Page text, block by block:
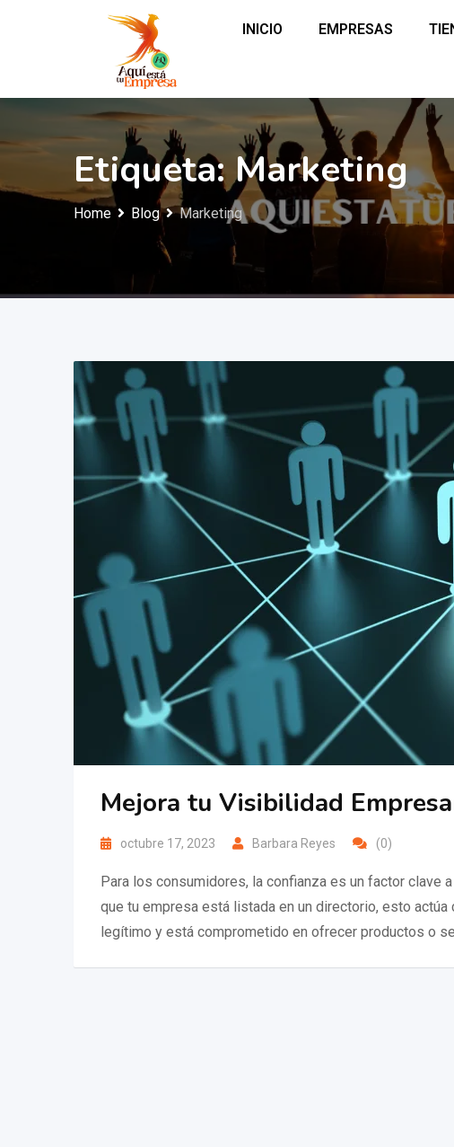
INICIO EMPRESAS
Etiqueta:Marketing
Home Blog Marketing
Mejora tu Visibilidad
octubre 17, 2023 Barbara Reyes (0)
Para los consumidores, la confianza es un factor clave
que tu empresa está listada en un directorio, esto
legítimo y está comprometido en ofrecer productos o